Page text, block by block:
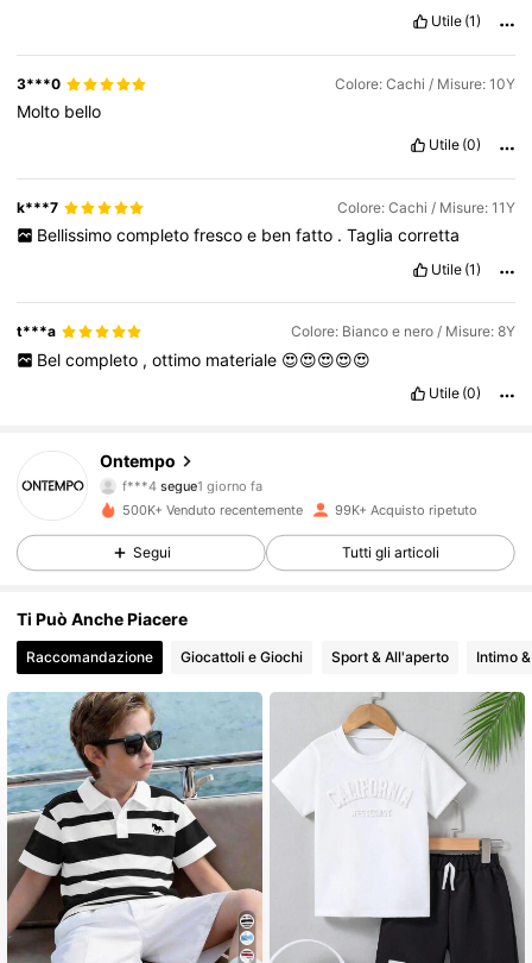
Utile (1)
3***0 Colore: Cachi / Misure: 10Y
Molto bello
Utile (0)
k***7 Colore: Cachi / Misure: 11Y
Bellissimo completo fresco e ben fatto . Taglia corretta
Utile (1)
t***a Colore: Bianco e nero / Misure: 8Y
Bel completo , ottimo materiale 😍😍😍😍😍
Utile (0)
Ontempo
f***4 segue
r***8sta navigando
4.82
8.9K Follower
4.82 8.9K Follower
4.82 8.9K Follower
4.82 8.9K Follower
4.82 8.9K Follower
500K+ Venduto recentemente 99K+ Acquisto ripetuto
Segui Tutti gli articoli
Ti Può Anche Piacere
Raccomandazione Giocattoli e Giochi Sport & All'aperto Intimo